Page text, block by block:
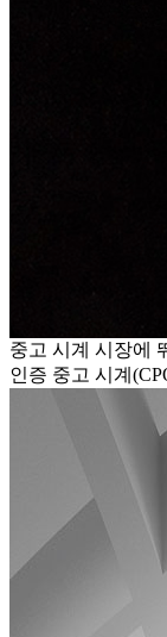
중고 시계 시장에
인증 중고 시계